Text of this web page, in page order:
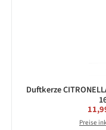
Duftkerze
Preise